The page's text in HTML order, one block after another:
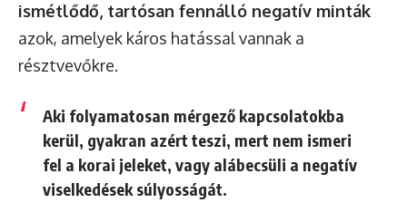
ismétlődő, tartósan fennálló negatív minták
azok, amelyek káros hatással vannak a
résztvevőkre.
Aki folyamatosan mérgező kapcsolatokba
kerül, gyakran azért teszi, mert nem ismeri
fel a korai jeleket, vagy alábecsüli a negatív
viselkedések súlyosságát.